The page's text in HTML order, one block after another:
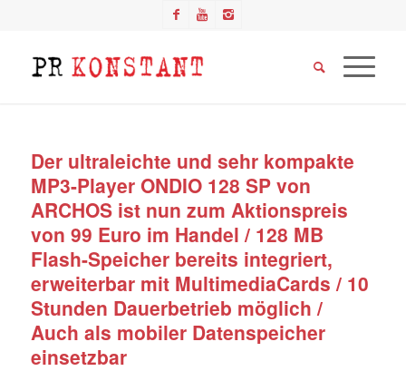
Der ultraleichte und sehr kompakte
MP3-Player ONDIO 128 SP von
ARCHOS ist nun zum Aktionspreis
von 99 Euro im Handel / 128 MB
Flash-Speicher bereits integriert,
erweiterbar mit MultimediaCards / 10
Stunden Dauerbetrieb möglich /
Auch als mobiler Datenspeicher
einsetzbar